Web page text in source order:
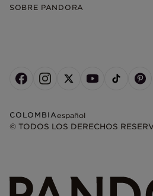
SOBRE PANDORA
COLOMBIAespañol
© TODOS LOS DERECHOS